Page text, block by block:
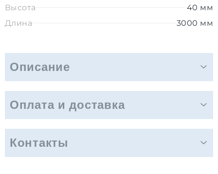
Высота
40 мм
Длина
3000 мм
Описание
Оплата и доставка
Контакты